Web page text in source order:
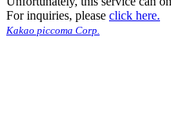
For inquiries, please click here.
Kakao piccoma Corp.